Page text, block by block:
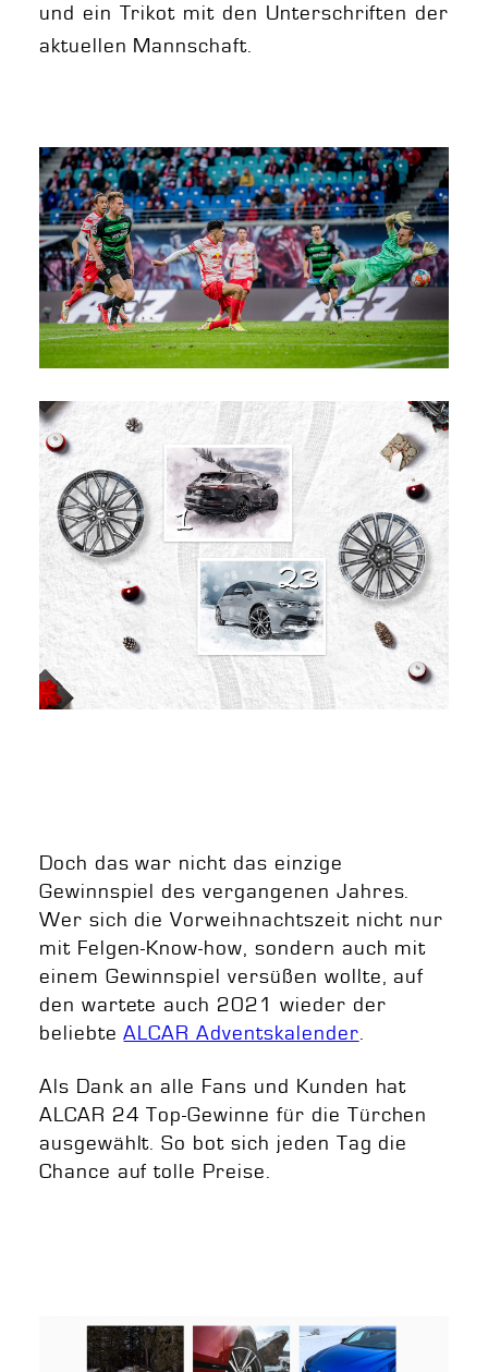
und ein Trikot mit den Unterschriften der
aktuellen Mannschaft.
Doch das war nicht das einzige
Gewinnspiel des vergangenen Jahres.
Wer sich die Vorweihnachtszeit nicht nur
mit Felgen-Know-how, sondern auch mit
einem Gewinnspiel versüßen wollte, auf
den wartete auch 2021 wieder der
beliebteALCAR Adventskalender.
Als Dank an alle Fans und Kunden hat
ALCAR 24 Top-Gewinne für die Türchen
ausgewählt. So bot sich jeden Tag die
Chance auf tolle Preise.